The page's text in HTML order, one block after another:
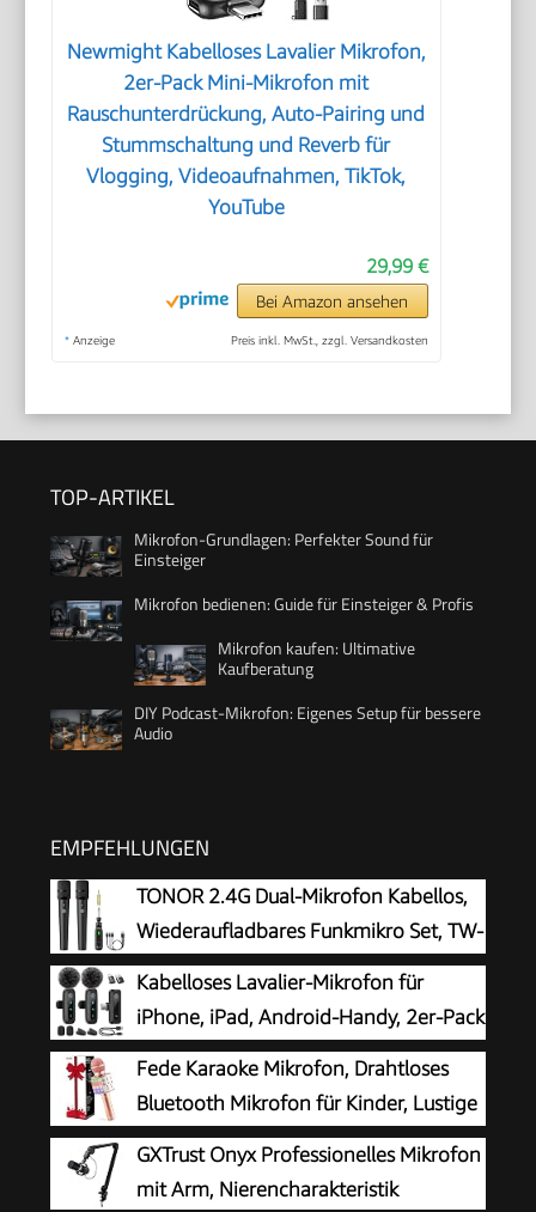
Newmight Kabelloses Lavalier Mikrofon,
2er-Pack Mini-Mikrofon mit
Rauschunterdrückung, Auto-Pairing und
Stummschaltung und Reverb für
Vlogging, Videoaufnahmen, TikTok,
YouTube
29,99 €
Bei Amazon ansehen
* Anzeige Preis inkl. MwSt., zzgl. Versandkosten
TOP-ARTIKEL
Mikrofon-Grundlagen: Perfekter Sound für
Einsteiger
Mikrofon bedienen: Guide für Einsteiger & Profis
Mikrofon kaufen: Ultimative
Kaufberatung
DIY Podcast-Mikrofon: Eigenes Setup für bessere
Audio
EMPFEHLUNGEN
TONOR 2.4G Dual-Mikrofon Kabellos,
Wiederaufladbares Funkmikro Set, TW-
220
Kabelloses Lavalier-Mikrofon für
iPhone, iPad, Android-Handy, 2er-Pack
Mini-Mikrofon mit
Rauschunterdrückung, Auto-Pairing und
Stummschaltung und Reverb für Vlogging,
Videoaufnahmen, TikTok, YouTube
Fede Karaoke Mikrofon, Drahtloses
Bluetooth Mikrofon für Kinder, Lustige
Geschenke Spielzeug für Teenager
Mädchen Jungen, Tragbares KTV Lautsprecher
GXTrust Onyx Professionelles Mikrofon
mit Arm, Nierencharakteristik